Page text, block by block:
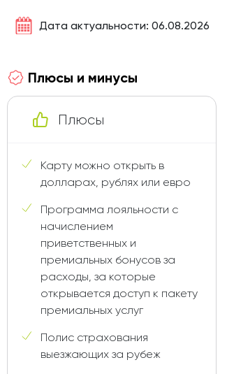
Дата актуальности: 06.08.2026
Плюсы и минусы
Плюсы
Карту можно открыть в
долларах, рублях или евро
Программа лояльности с
начислением
приветственных и
премиальных бонусов за
расходы, за которые
открывается доступ к пакету
премиальных услуг
Полис страхования
выезжающих за рубеж